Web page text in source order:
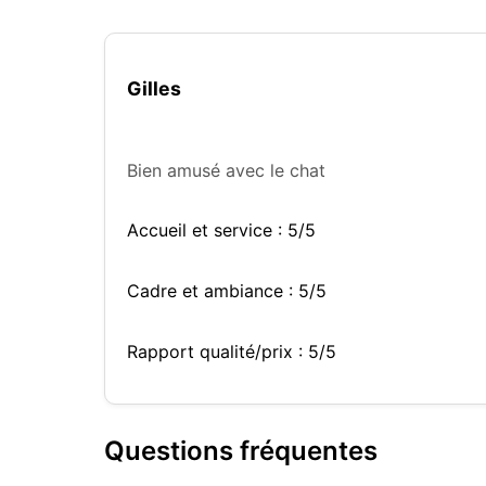
Gilles
Bien amusé avec le chat
Accueil et service : 5/5
Cadre et ambiance : 5/5
Rapport qualité/prix : 5/5
Questions fréquentes